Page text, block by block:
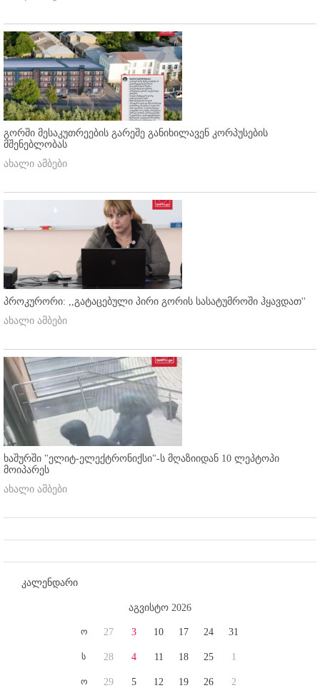
გორში მესაკუთრეების გარეშე განიხილავენ კორპუსების
მშენებლობას
ახალი ამბები
პროკურორი: ,,გატაცებული პირი გორის სასატუმროში ჰყავდათ''
ახალი ამბები
ხაშურში "ელიტ-ელექტრონიქსი"-ს მღაზიიდან 10 ლეპტოპი
მოიპარეს
ახალი ამბები
კალენდარი
აგვისტო 2026
ო
ს
ო
27
28
29
3
4
5
10
11
12
17
18
19
24
25
26
31
1
2